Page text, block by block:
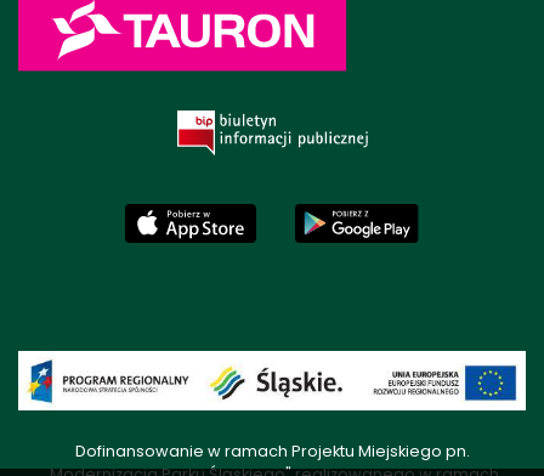
Dofinansowanie w ramach Projektu Miejskiego pn.